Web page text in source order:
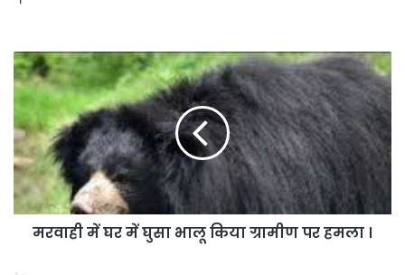
मरवाही
में
घर
घुसा
भालू
किया
ग्रामीण
पर
हमलामरवाही में घर में घुसा भालू किया ग्रामीण पर हमला ।
पूर्व